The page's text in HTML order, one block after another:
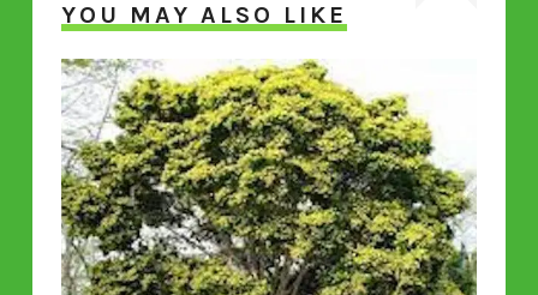
YOU MAY ALSO LIKE